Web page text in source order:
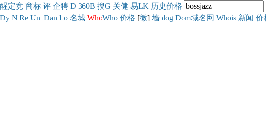
醒定竞 商标 评 企聘 D 360B 搜G 关健 易LK 历史价格
Dy N Re Uni Dan Lo 名城 WhoWho 价格 [微] 墙 dog Dom域名网 Whois 新闻 价